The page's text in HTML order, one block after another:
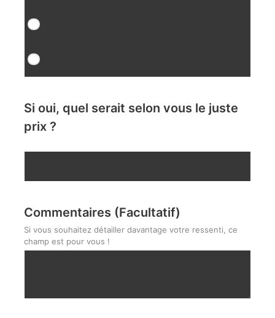
Si oui, quel serait selon vous le juste
prix ?
Commentaires (Facultatif)
Si vous souhaitez détailler davantage votre ressenti, ce
champ est pour vous !